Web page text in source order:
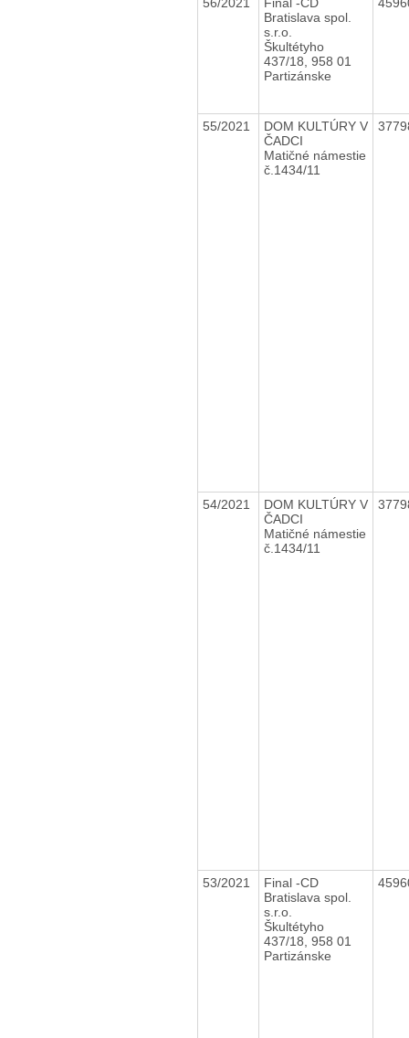
Bratislava spol.
s.r.o.
Škultétyho
437/18, 958 01
Partizánske
55/2021
DOM KULTÚRY V
ČADCI
Matičné námestie
č.1434/11
54/2021
DOM KULTÚRY V
ČADCI
Matičné námestie
č.1434/11
53/2021
Final -CD
Bratislava spol.
s.r.o.
Škultétyho
437/18, 958 01
Partizánske